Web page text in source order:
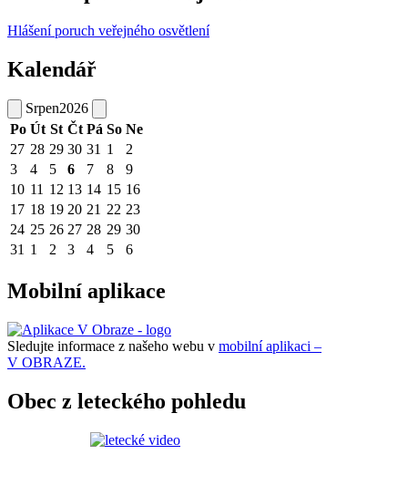
Hlášení poruch veřejného osvětlení
Kalendář
Srpen2026
Po Út St Čt Pá So Ne
27 28 29 30 31 1
2
3
4 5 6 7 8
9
10 11 12 13 14 15 16
17 18 19 20 21 22 23
24 25 26 27 28 29 30
31 1 2 3 4 5 6
Mobilní aplikace
Sledujte informace z našeho webu v mobilní aplikaci –
V OBRAZE.
Obec z leteckého pohledu